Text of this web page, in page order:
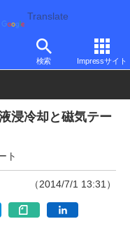
Translate
検索 Impressサイト
ードディスク） その他
浸冷却と磁気テー
ト
（2014/7/1 13:31）